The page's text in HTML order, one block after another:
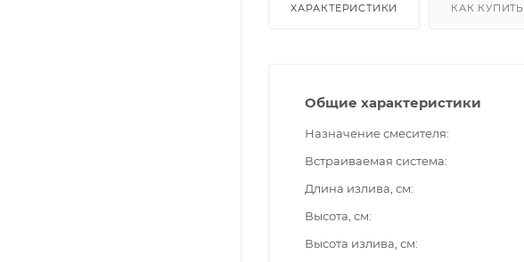
ХАРАКТЕРИСТИКИ КАК КУПИТЬ
Общие характеристики
Назначение смесителя
Встраиваемая система
Длина излива, см
Высота, см
Высота излива, см